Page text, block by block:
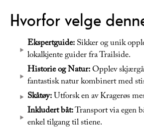
Hvorfor velge
Ekspertguide:Sikker og unik
lokalkjente guider fra Trailside.
Historie og Natur:Opplev
fantastisk natur kombinert med
Skåtøy:Utforsk en av Kragerøs
Inkludert båt:Transport via egen
enkel tilgang til stiene.